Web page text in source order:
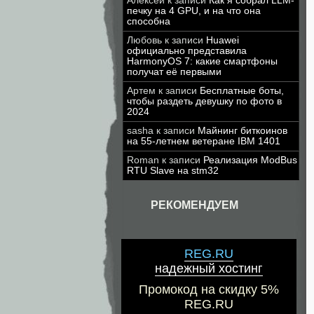
печку на 4 GPU, и на что она
способна
Любовь к записи Huawei
официально представила
HarmonyOS 7: какие смартфоны
получат её первыми
Артем к записи Бесплатные боты,
чтобы раздеть девушку по фото в
2024
sasha к записи Майнинг биткоинов
на 55-летнем ветеране IBM 1401
Roman к записи Реализация ModBus
RTU Slave на stm32
РЕКОМЕНДУЕМ
REG.RU
надежный хостинг
Промокод на скидку 5%
REG.RU